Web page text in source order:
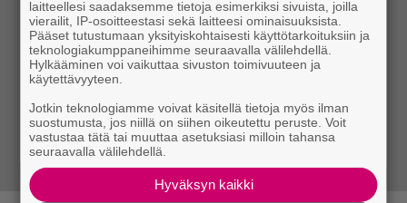
laitteellesi saadaksemme tietoja esimerkiksi sivuista, joilla
vierailit, IP-osoitteestasi sekä laitteesi ominaisuuksista.
Pääset tutustumaan yksityiskohtaisesti käyttötarkoituksiin ja
teknologiakumppaneihimme seuraavalla välilehdellä.
Hylkääminen voi vaikuttaa sivuston toimivuuteen ja
käytettävyyteen.
Jotkin teknologiamme voivat käsitellä tietoja myös ilman
suostumusta, jos niillä on siihen oikeutettu peruste. Voit
vastustaa tätä tai muuttaa asetuksiasi milloin tahansa
seuraavalla välilehdellä.
Hyväksyn kaikki